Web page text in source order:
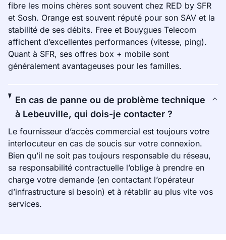
fibre les moins chères sont souvent chez RED by SFR
et Sosh. Orange est souvent réputé pour son SAV et la
stabilité de ses débits. Free et Bouygues Telecom
affichent d’excellentes performances (vitesse, ping).
Quant à SFR, ses offres box + mobile sont
généralement avantageuses pour les familles.
En cas de panne ou de problème technique
à Lebeuville, qui dois-je contacter ?
Le fournisseur d’accès commercial est toujours votre
interlocuteur en cas de soucis sur votre connexion.
Bien qu’il ne soit pas toujours responsable du réseau,
sa responsabilité contractuelle l’oblige à prendre en
charge votre demande (en contactant l’opérateur
d’infrastructure si besoin) et à rétablir au plus vite vos
services.